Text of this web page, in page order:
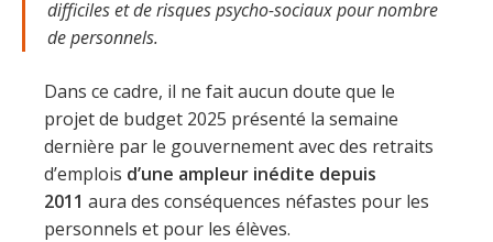
difficiles et de risques psycho-sociaux pour nombre
de personnels.
Dans ce cadre, il ne fait aucun doute que le
projet de budget 2025 présenté la semaine
dernière par le gouvernement avec des retraits
d’emplois d’une ampleur inédite depuis
2011 aura des conséquences néfastes pour les
personnels et pour les élèves.